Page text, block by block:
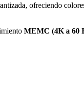
ofreciendo
MEMC (4K a 60